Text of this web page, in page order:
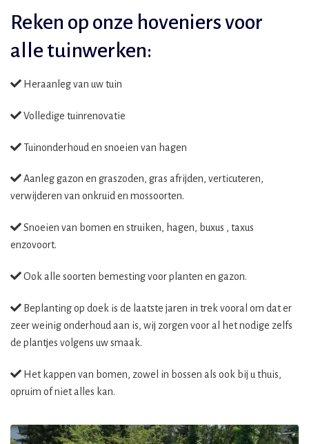
Reken op onze hoveniers voor
alle tuinwerken:
Heraanleg van uw tuin
Volledige tuinrenovatie
Tuinonderhoud en snoeien van hagen
Aanleg gazon en graszoden, gras afrijden, verticuteren,
verwijderen van onkruid en mossoorten.
Snoeien van bomen en struiken, hagen, buxus , taxus
enzovoort.
Ook alle soorten bemesting voor planten en gazon.
Beplanting op doek is de laatste jaren in trek vooral om dat er
zeer weinig onderhoud aan is, wij zorgen voor al het nodige zelfs
de plantjes volgens uw smaak.
Het kappen van bomen, zowel in bossen als ook bij u thuis,
opruim of niet alles kan.